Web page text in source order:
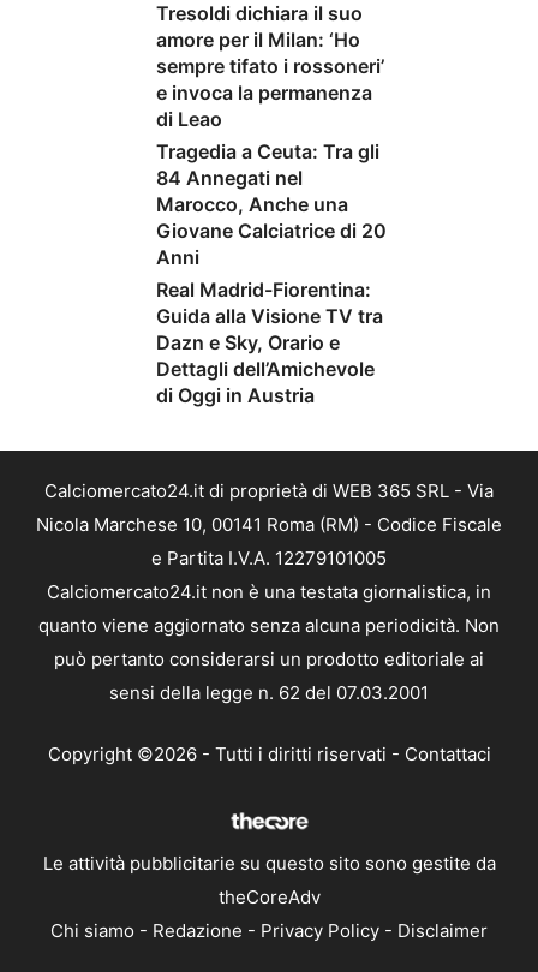
Tresoldi dichiara il suo
amore per il Milan: ‘Ho
sempre tifato i rossoneri’
e invoca la permanenza
di Leao
Tragedia a Ceuta: Tra gli
84 Annegati nel
Marocco, Anche una
Giovane Calciatrice di 20
Anni
Real Madrid-Fiorentina:
Guida alla Visione TV tra
Dazn e Sky, Orario e
Dettagli dell’Amichevole
di Oggi in Austria
Calciomercato24.it di proprietà di WEB 365 SRL - Via
Nicola Marchese 10, 00141 Roma (RM) - Codice Fiscale
e Partita I.V.A. 12279101005
Calciomercato24.it non è una testata giornalistica, in
quanto viene aggiornato senza alcuna periodicità. Non
può pertanto considerarsi un prodotto editoriale ai
sensi della legge n. 62 del 07.03.2001
Copyright ©2026 - Tutti i diritti riservati - Contattaci
Le attività pubblicitarie su questo sito sono gestite da
theCoreAdv
Chi siamo - Redazione - Privacy Policy - Disclaimer